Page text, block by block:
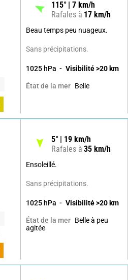
115° 7 km/h
Rafales à 17 km/h
Beau temps peu nuageux.
Sans précipitations.
1025 hPa Visibilité >20 km
État de la mer Belle
5° 19 km/h
Rafales à 35 km/h
Ensoleillé.
Sans précipitations.
1025 hPa Visibilité >20 km
État de la mer Belle à peu
agitée